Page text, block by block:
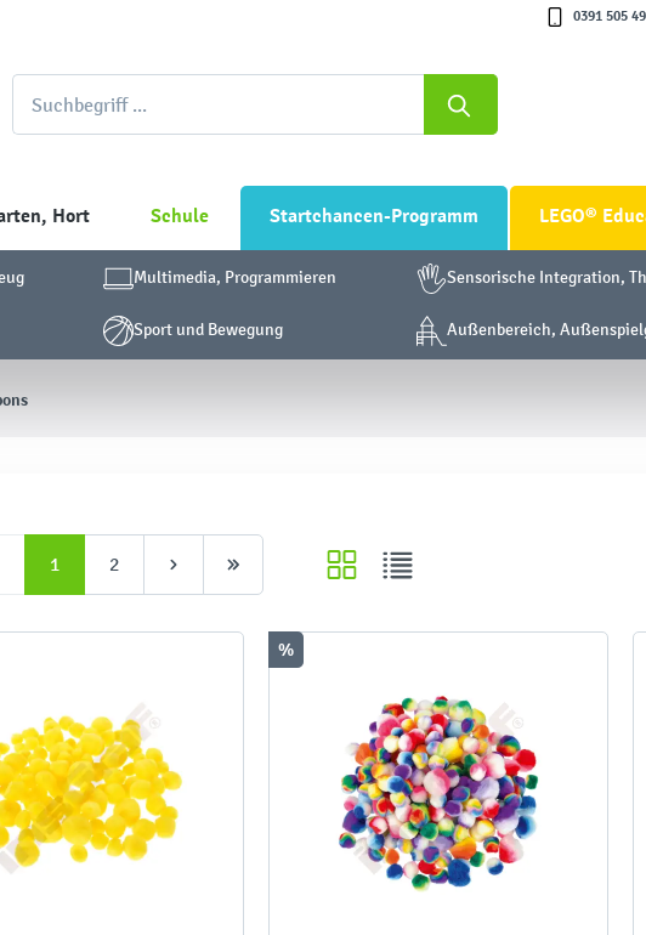
0391 505
Hort Schule Startchancen-Programm LEGO®
Multimedia, Programmieren Sensorische Integration,
Sport und Bewegung Außenbereich,
1 2
%